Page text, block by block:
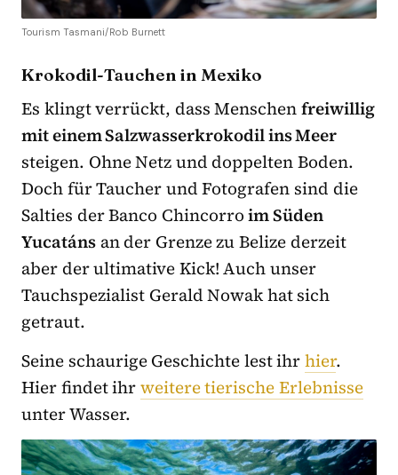
Tourism Tasmani/Rob Burnett
Krokodil-Tauchen in Mexiko
Es klingt verrückt, dass Menschenfreiwillig
mit einem Salzwasserkrokodil ins Meer
steigen. Ohne Netz und doppelten Boden.
Doch für Taucher und Fotografen sind die
Salties der Banco Chincorroim Süden
Yucatáns an der Grenze zu Belize derzeit
aber der ultimative Kick! Auch unser
Tauchspezialist Gerald Nowak hat sich
getraut.
Seine schaurige Geschichte lest ihrhier.
Hier findet ihrweitere tierische Erlebnisse
unter Wasser.